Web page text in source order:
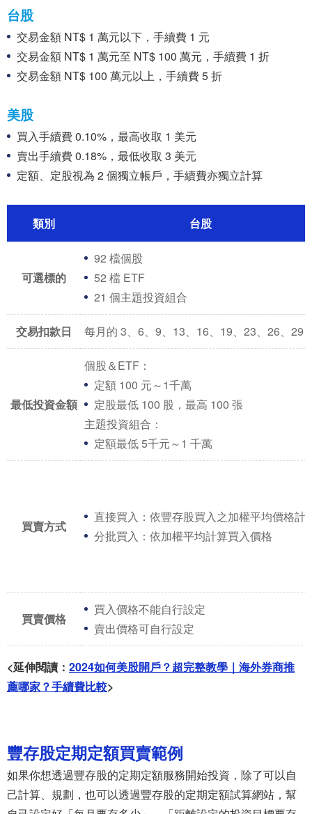
台股
交易金額 NT$ 1 萬元以下，手續費 1 元
交易金額 NT$ 1 萬元至 NT$ 100 萬元，手續費 1 折
交易金額 NT$ 100 萬元以上，手續費 5 折
美股
買入手續費 0.10%，最高收取 1 美元
賣出手續費 0.18%，最低收取 3 美元
定額、定股視為 2 個獨立帳戶，手續費亦獨立計算
類別 台股
可選標的
92 檔個股
52 檔 ETF
21 個主題投資組合
交易扣款日 每月的 3、6、9、13、16、19、23、26、29
最低投資金額
個股＆ETF：
定額 100 元～1千萬
定股最低 100 股，最高 100 張
主題投資組合：
定額最低 5千元～1 千萬
買賣方式
直接買入：依豐存股買入之加權平均價格計
分批買入：依加權平均計算買入價格
買賣價格
買入價格不能自行設定
賣出價格可自行設定
<延伸閱讀： 2024如何美股開戶？超完整教學｜海外券商推
薦哪家？手續費比較>
豐存股定期定額買賣範例
如果你想透過豐存股的定期定額服務開始投資，除了可以自
己計算、規劃，也可以透過豐存股的定期定額試算網站，幫